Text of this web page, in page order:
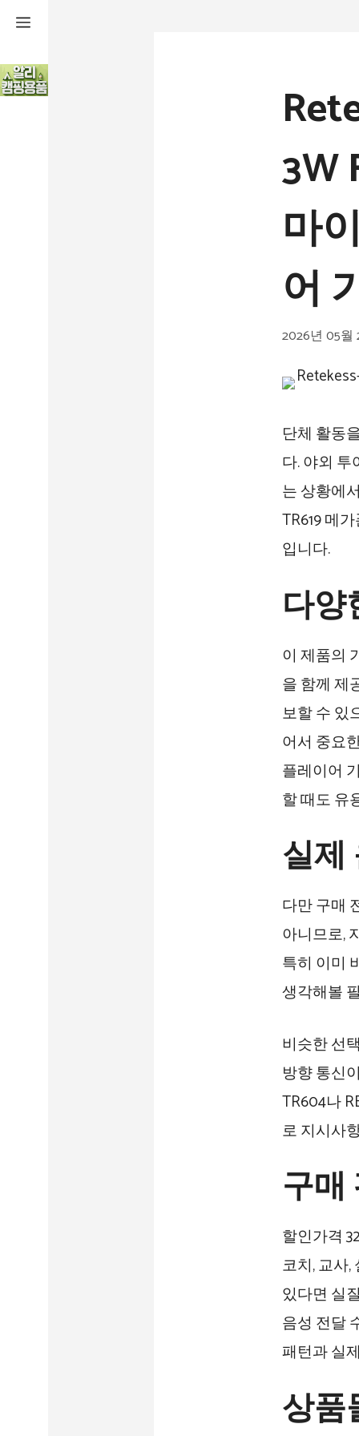
츠
로
3W
마
어
2026년 05월
단체 활동
다. 야외
는 상황에
TR619 메
입니다.
다양
이 제품의
을 함께 제
보할 수 있
어서 중요
플레이어
할 때도 유
실제
다만 구매
아니므로,
특히 이미
생각해볼
비슷한 선
방향 통신
TR604나
로 지시사
구매
할인가격
코치, 교사
있다면 실
음성 전달
패턴과 실
상품